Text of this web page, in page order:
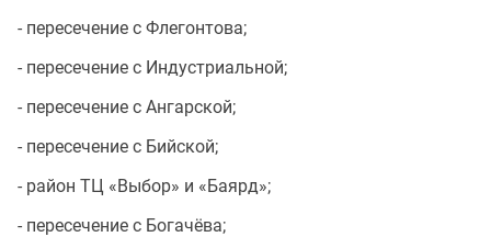
- пересечение с Флегонтова;
- пересечение с Индустриальной;
- пересечение с Ангарской;
- пересечение с Бийской;
- район ТЦ «Выбор» и «Баярд»;
- пересечение с Богачёва;